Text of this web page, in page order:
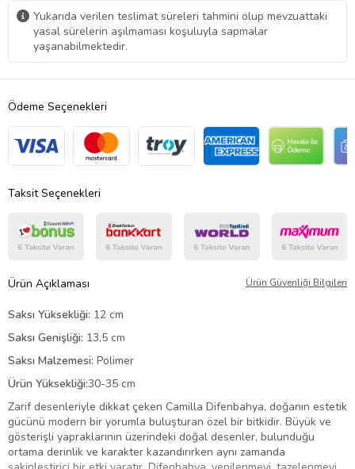
Yukarıda verilen teslimat süreleri tahmini olup mevzuattaki
yasal sürelerin aşılmaması koşuluyla sapmalar
yaşanabilmektedir.
Ödeme Seçenekleri
Taksit Seçenekleri
Ürün Açıklaması Ürün Güvenliği Bilgileri
Saksı Yüksekliği: 12 cm
Saksı Genişliği: 13,5 cm
Saksı Malzemesi: Polimer
Ürün Yüksekliği:30-35 cm
Zarif desenleriyle dikkat çeken Camilla Difenbahya, doğanın estetik
gücünü modern bir yorumla buluşturan özel bir bitkidir. Büyük ve
gösterişli yapraklarının üzerindeki doğal desenler, bulunduğu
ortama derinlik ve karakter kazandırırken aynı zamanda